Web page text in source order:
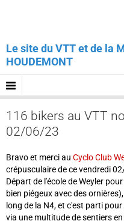
Le site du VTT et de la
HOUDEMONT
116 bikers au VTT
02/06/23
Bravo et merci au Cyclo Club
crépusculaire de ce vendredi
Départ de l'école de Weyler
bien piégeux avec des
long de la N4, et c'est parti
via une multitude de sentiers